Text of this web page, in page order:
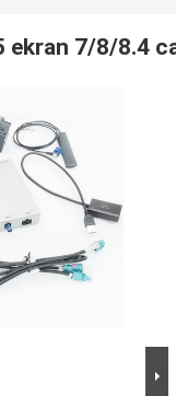
ekran 7/8/8.4